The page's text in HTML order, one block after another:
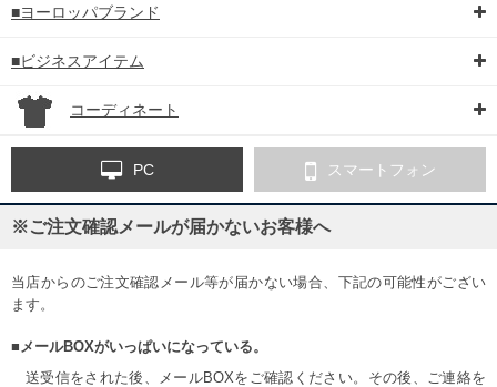
■ヨーロッパブランド
■ビジネスアイテム
コーディネート
PC スマートフォン
※ご注文確認メールが届かないお客様へ
当店からのご注文確認メール等が届かない場合、下記の可能性がござい
ます。
■メールBOXがいっぱいになっている。
送受信をされた後、メールBOXをご確認ください。その後、ご連絡を